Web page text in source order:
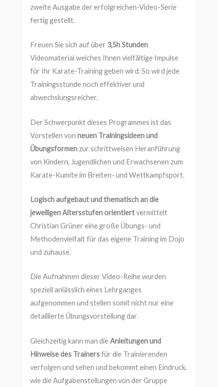
zweite Ausgabe der erfolgreichen-Video-Serie
fertig gestellt.
Freuen Sie sich auf über 3,5h Stunden
Videomaterial welches Ihnen vielfältige Impulse
für Ihr Karate-Training geben wird. So wird jede
Trainingsstunde noch effektiver und
abwechslungsreicher.
Der Schwerpunkt dieses Programmes ist das
Vorstellen vonneuen Trainingsideen und
Übungsformen zur schrittweisen Heranführung
von Kindern, Jugendlichen und Erwachsenen zum
Karate-Kumite im Breiten- und Wettkampfsport.
Logisch aufgebaut und thematisch an die
jeweiligen Altersstufen orientiertvermittelt
Christian Grüner eine große Übungs- und
Methodenvielfalt für das eigene Training im Dojo
und zuhause.
Die Aufnahmen dieser Video-Reihe wurden
speziell anlässlich eines Lehrganges
aufgenommen und stellen somit nicht nur eine
detaillierte Übungsvorstellung dar.
Gleichzeitig kann man dieAnleitungen und
Hinweise des Trainersfür die Trainierenden
verfolgen und sehen und bekommt einen Eindruck,
wie die Aufgabenstellungen von der Gruppe